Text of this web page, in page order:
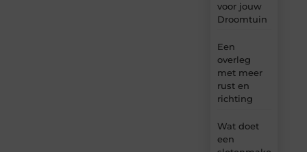
voor jouw
Droomtuin
Een
overleg
met meer
rust en
richting
Wat doet
een